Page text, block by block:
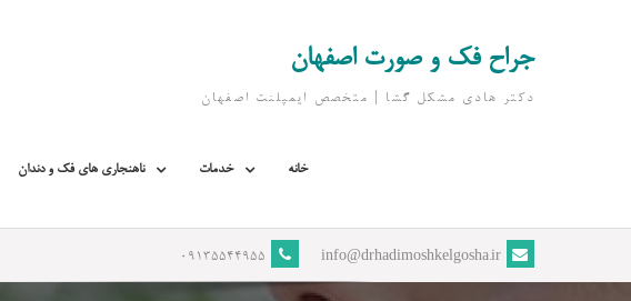
جراح فک و صورت اصفهان
دکتر هادی مشکل گشا | متخصص ايمپلنت اصفهان
خانه خدمات ناهنجاری های فک و دندان
info@drhadimoshkelgosha.ir
09135544955